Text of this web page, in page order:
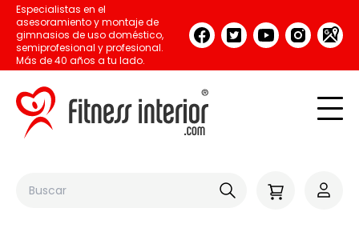
Especialistas en el
asesoramiento y montaje de
gimnasios de uso doméstico,
semiprofesional y profesional.
Más de 40 años a tu lado.